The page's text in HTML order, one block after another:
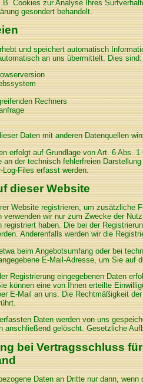
Cookies zur Analyse Ihres
gesondert behandelt.
und speichert automatisch
an uns übermittelt. Dies sind:
Rechners
Daten mit anderen Datenquellen
erfolgt auf Grundlage von Art. 6 Abs.
der technisch fehlerfreien
Files erfasst werden.
dieser Website
Website registrieren, um zusätzliche
verwenden wir nur zum Zwecke der
registriert haben. Die bei der
Anderenfalls werden wir die
beim Angebotsumfang oder bei
E-Mail-Adresse, um Sie auf
Registrierung eingegebenen Daten
können eine von Ihnen erteilte
E-Mail an uns. Die Rechtmäßigkeit
Daten werden von uns
anschließend gelöscht. Gesetzliche
bei Vertragsschluss
Daten an Dritte nur dann,